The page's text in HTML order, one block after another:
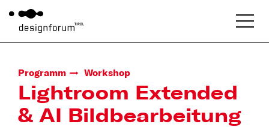
Programm Workshop
Lightroom Extended
& AI Bildbearbeitung